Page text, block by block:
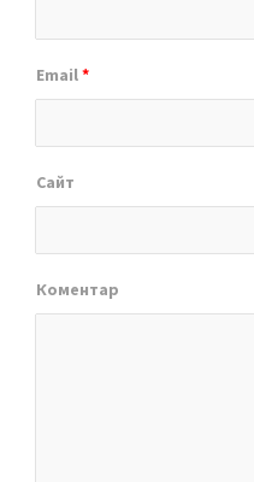
Email*
Сайт
Коментар